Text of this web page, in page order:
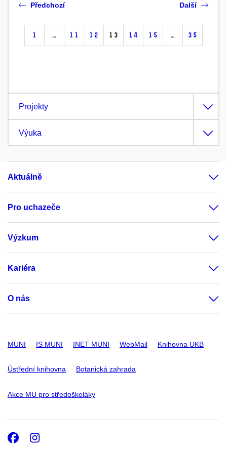
Předchozí
1 … 11 12 13 14 15 … 35
Další
Projekty
Výuka
Aktuálně
Pro uchazeče
Výzkum
Kariéra
O nás
MUNI IS MUNI INET MUNI WebMail Knihovna UKB
Ústřední knihovna Botanická zahrada
Akce MU pro středoškoláky
Facebook
Instagram